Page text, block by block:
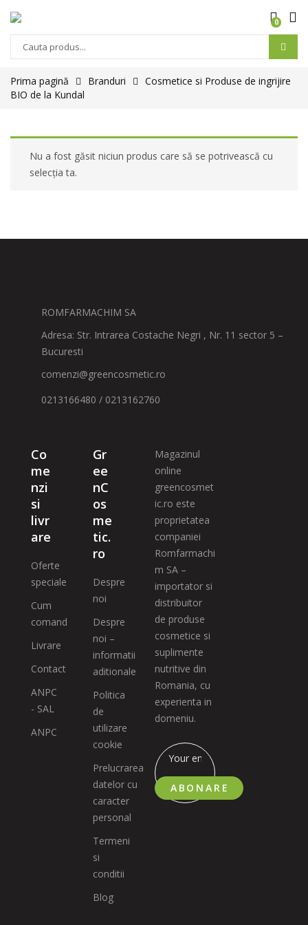
0
Prima pagină Branduri
Cosmetice si Produse de ingrijire
BIO de la Kundal
Nu a fost găsit niciun produs care să se potrivească cu
selecția ta.
ROMFARMACHIM SA
Adresa: Str. Intrarea Costache Negri , Nr. 11 sector 5 –
Bucuresti
comenzi@greencosmetic.ro
0213166480 / 0213162760
Co
me
nzi
si
livr
are
Oferte
speciale
Cum
comand
Livrare
Contact
ANPC
- SAL
ANPC
Gr
ee
nC
os
me
tic.
ro
Despre
noi
Despre
noi –
informatii
aditionale
Politica
de
utilizare
cookie
Prelucrarea
datelor cu
caracter
personal
Termeni
si
conditii
Blog
Magazinul
online
greencosmet
ic.ro este
proprietatea
companiei
Romfarmachi
m SA –
importator si
distribuitor
de produse
cosmetice si
suplimente
nutritive din
Romania, cu
experienta in
domeniu.
ABONARE